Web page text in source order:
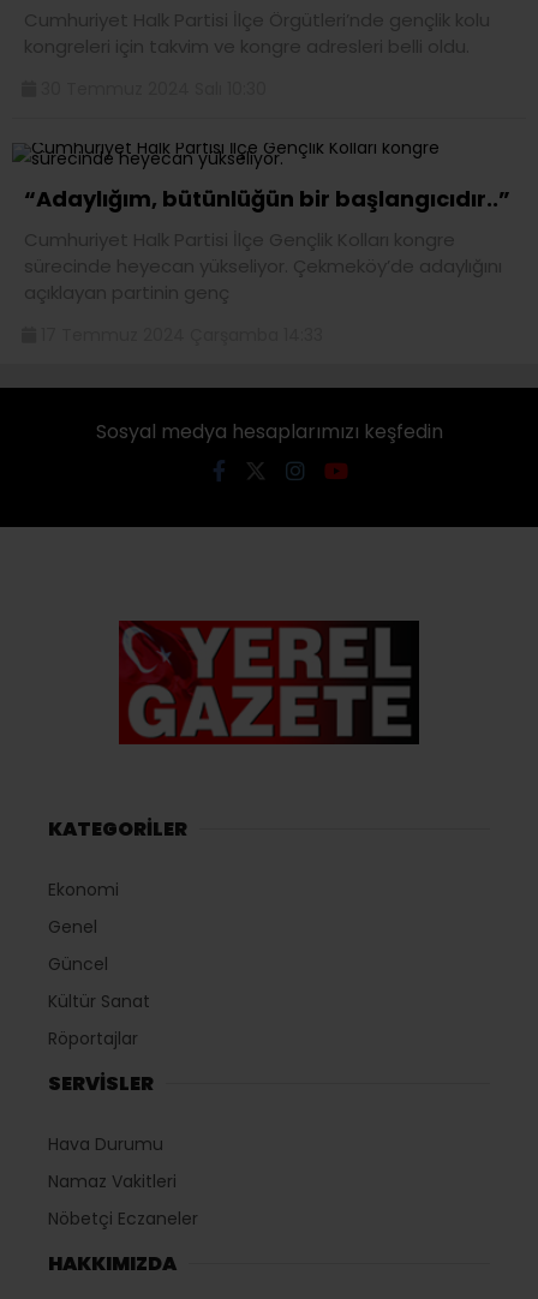
Cumhuriyet Halk Partisi İlçe Örgütleri’nde gençlik kolu
kongreleri için takvim ve kongre adresleri belli oldu.
“Adaylığım, bütünlüğün bir başlangıcıdır..”
Cumhuriyet Halk Partisi İlçe Gençlik Kolları kongre
sürecinde heyecan yükseliyor. Çekmeköy’de adaylığını
açıklayan partinin genç
Sosyal medya hesaplarımızı keşfedin
KATEGORİLER
Ekonomi
Genel
Güncel
Kültür Sanat
Röportajlar
SERVİSLER
Hava Durumu
Namaz Vakitleri
Nöbetçi Eczaneler
HAKKIMIZDA